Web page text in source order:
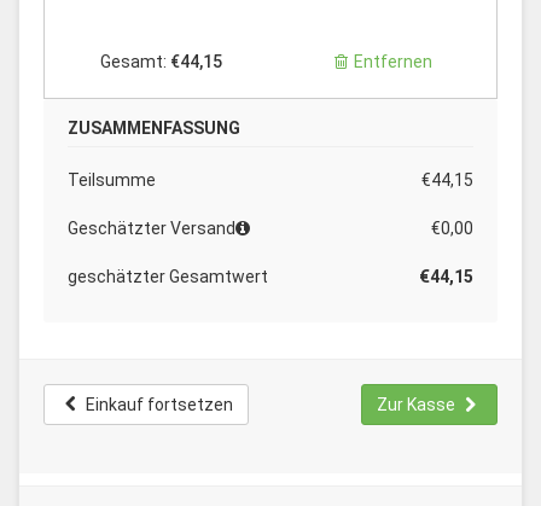
Gesamt: €44,15 Entfernen
ZUSAMMENFASSUNG
Teilsumme €44,15
Geschätzter Versand €0,00
geschätzter Gesamtwert €44,15
Einkauf fortsetzen Zur Kasse